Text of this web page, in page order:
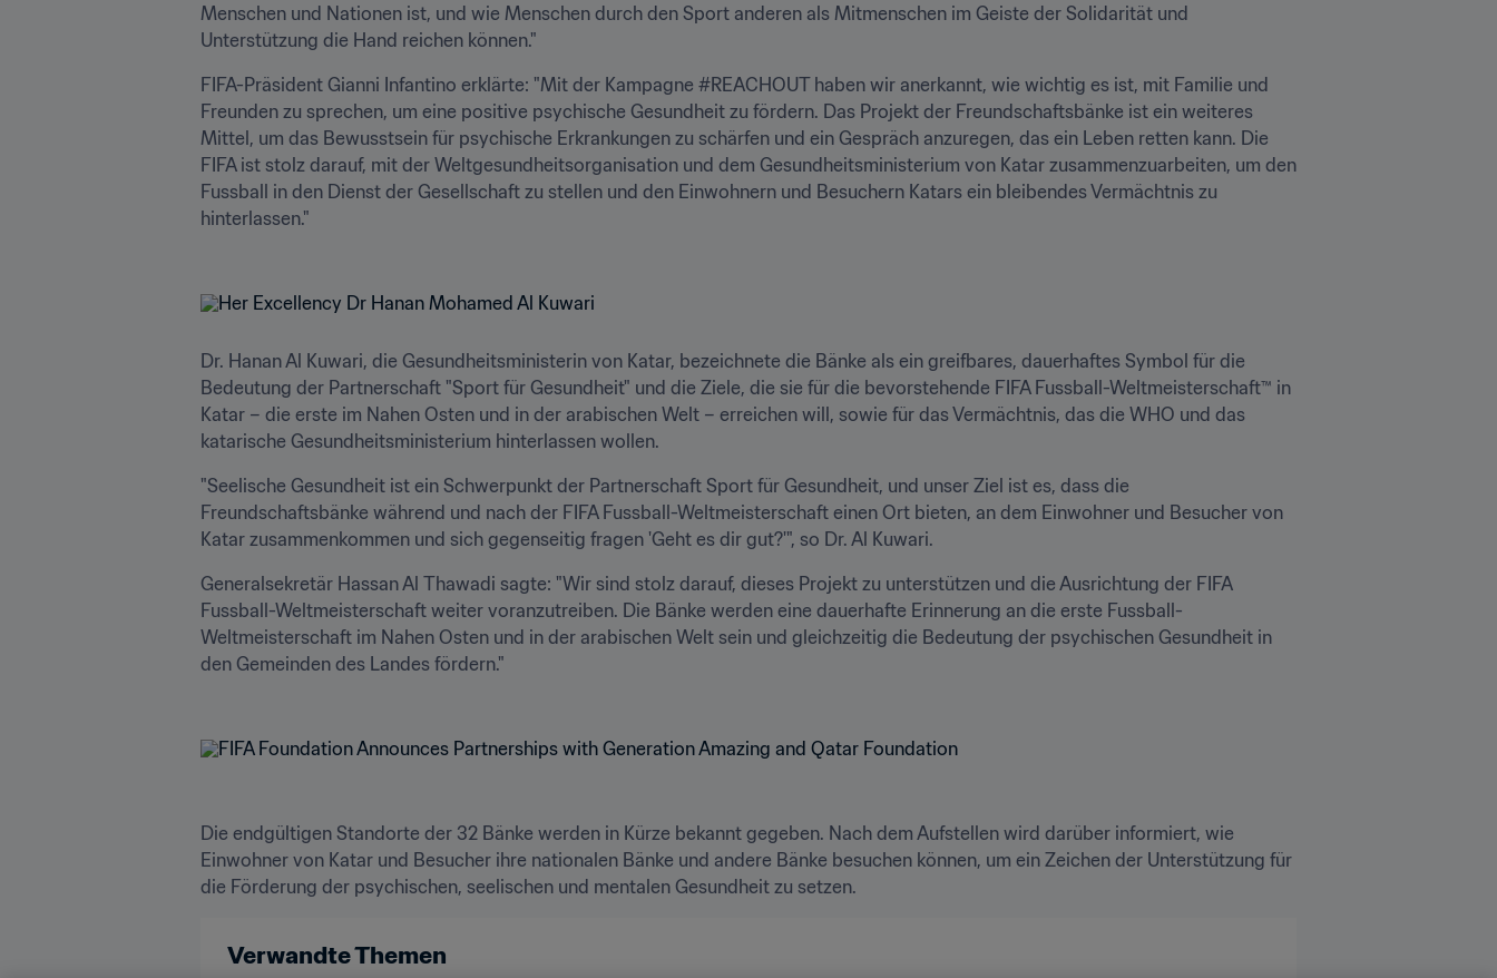
Menschen und Nationen ist, und wie Menschen durch den Sport anderen als Mitmenschen im Geiste der Solidarität und
Unterstützung die Hand reichen können."
FIFA-Präsident Gianni Infantino erklärte: "Mit der Kampagne #REACHOUT haben wir anerkannt, wie wichtig es ist, mit Familie und
Freunden zu sprechen, um eine positive psychische Gesundheit zu fördern. Das Projekt der Freundschaftsbänke ist ein weiteres
Mittel, um das Bewusstsein für psychische Erkrankungen zu schärfen und ein Gespräch anzuregen, das ein Leben retten kann. Die
FIFA ist stolz darauf, mit der Weltgesundheitsorganisation und dem Gesundheitsministerium von Katar zusammenzuarbeiten, um den
Fussball in den Dienst der Gesellschaft zu stellen und den Einwohnern und Besuchern Katars ein bleibendes Vermächtnis zu
hinterlassen."
Dr. Hanan Al Kuwari, die Gesundheitsministerin von Katar, bezeichnete die Bänke als ein greifbares, dauerhaftes Symbol für die
Bedeutung der Partnerschaft "Sport für Gesundheit" und die Ziele, die sie für die bevorstehende FIFA Fussball-Weltmeisterschaft™ in
Katar – die erste im Nahen Osten und in der arabischen Welt – erreichen will, sowie für das Vermächtnis, das die WHO und das
katarische Gesundheitsministerium hinterlassen wollen.
"Seelische Gesundheit ist ein Schwerpunkt der Partnerschaft Sport für Gesundheit, und unser Ziel ist es, dass die
Freundschaftsbänke während und nach der FIFA Fussball-Weltmeisterschaft einen Ort bieten, an dem Einwohner und Besucher von
Katar zusammenkommen und sich gegenseitig fragen 'Geht es dir gut?'", so Dr. Al Kuwari.
Generalsekretär Hassan Al Thawadi sagte: "Wir sind stolz darauf, dieses Projekt zu unterstützen und die Ausrichtung der FIFA
Fussball-Weltmeisterschaft weiter voranzutreiben. Die Bänke werden eine dauerhafte Erinnerung an die erste Fussball-
Weltmeisterschaft im Nahen Osten und in der arabischen Welt sein und gleichzeitig die Bedeutung der psychischen Gesundheit in
den Gemeinden des Landes fördern."
Die endgültigen Standorte der 32 Bänke werden in Kürze bekannt gegeben. Nach dem Aufstellen wird darüber informiert, wie
Einwohner von Katar und Besucher ihre nationalen Bänke und andere Bänke besuchen können, um ein Zeichen der Unterstützung für
die Förderung der psychischen, seelischen und mentalen Gesundheit zu setzen.
Verwandte Themen